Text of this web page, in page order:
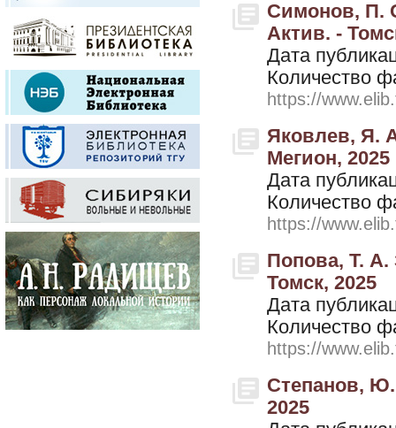
Симонов, П.
Актив. -
Дата
Количество
https://
Яковлев, Я.
Мегион, 2025
Дата
Количество
https://
Попова, Т. А.
Томск, 2025
Дата
Количество
https://
Степанов, Ю.
2025